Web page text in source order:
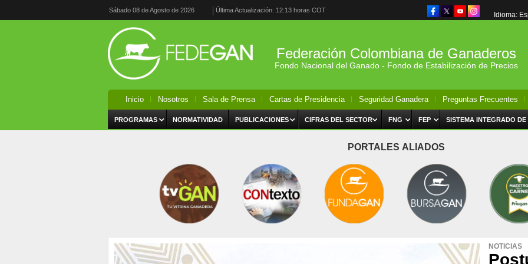
Sábado 08 de Agosto de 2026 Última Actualización: 12:13 horas COT
Idioma:
Federación Colombiana de Ganaderos
Fondo Nacional del Ganado - Fondo de Estabilización de Precios
Inicio Nosotros Sala de Prensa Cartas de Presidencia Seguridad Ganadera Preguntas Frecuentes
PROGRAMAS NORMATIVIDAD PUBLICACIONES CIFRAS DEL SECTOR FNG FEP SISTEMA INTEGRADO DE
PORTALES ALIADOS
NOTICIAS